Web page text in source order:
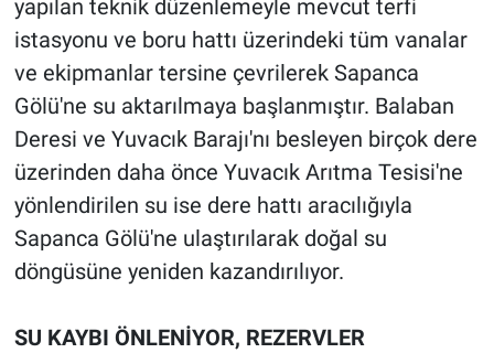
yapılan teknik düzenlemeyle mevcut terfi
istasyonu ve boru hattı üzerindeki tüm vanalar
ve ekipmanlar tersine çevrilerek Sapanca
Gölü'ne su aktarılmaya başlanmıştır. Balaban
Deresi ve Yuvacık Barajı'nı besleyen birçok dere
üzerinden daha önce Yuvacık Arıtma Tesisi'ne
yönlendirilen su ise dere hattı aracılığıyla
Sapanca Gölü'ne ulaştırılarak doğal su
döngüsüne yeniden kazandırılıyor.
SU KAYBI ÖNLENİYOR, REZERVLER